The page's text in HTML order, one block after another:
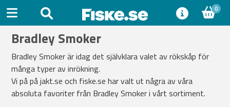
0
Bradley Smoker
Bradley Smoker är idag det självklara valet av rökskåp för
många typer av inrökning.
Vi på på jakt.se och fiske.se har valt ut några av våra
absoluta favoriter från Bradley Smoker i vårt sortiment.